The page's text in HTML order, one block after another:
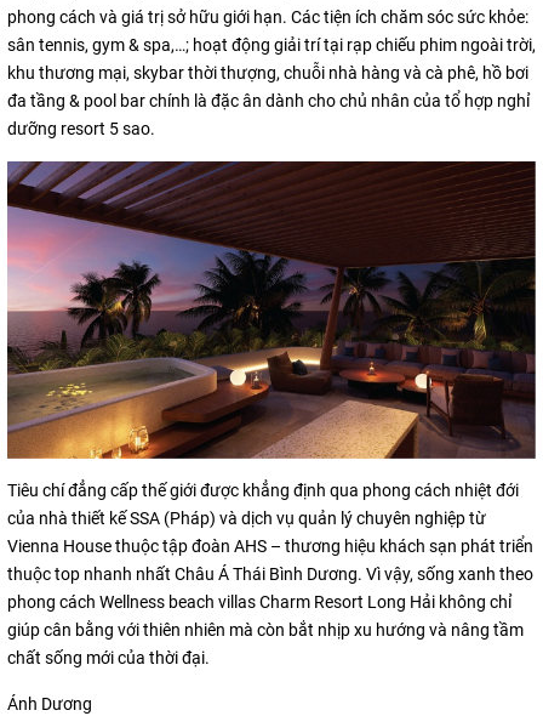
phong cách và giá trị sở hữu giới hạn. Các tiện ích chăm sóc sức khỏe:
sân tennis, gym & spa,…; hoạt động giải trí tại rạp chiếu phim ngoài trời,
khu thương mại, skybar thời thượng, chuỗi nhà hàng và cà phê, hồ bơi
đa tầng & pool bar chính là đặc ân dành cho chủ nhân của tổ hợp nghỉ
dưỡng resort 5 sao.
Tiêu chí đẳng cấp thế giới được khẳng định qua phong cách nhiệt đới
của nhà thiết kế SSA (Pháp) và dịch vụ quản lý chuyên nghiệp từ
Vienna House thuộc tập đoàn AHS – thương hiệu khách sạn phát triển
thuộc top nhanh nhất Châu Á Thái Bình Dương. Vì vậy, sống xanh theo
phong cách Wellness beach villas Charm Resort Long Hải không chỉ
giúp cân bằng với thiên nhiên mà còn bắt nhịp xu hướng và nâng tầm
chất sống mới của thời đại.
Ánh Dương